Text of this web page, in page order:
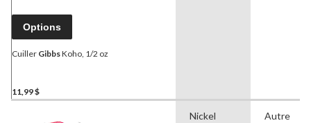
Options
Cuiller GibbsKoho, 1/2 oz
11,99 $
Nickel Autre